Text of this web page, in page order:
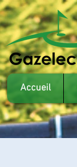
Accueil